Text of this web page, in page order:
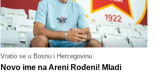
Vratio se u Bosnu i Hercegovinu
Novo ime na Areni Rođeni! Mladi